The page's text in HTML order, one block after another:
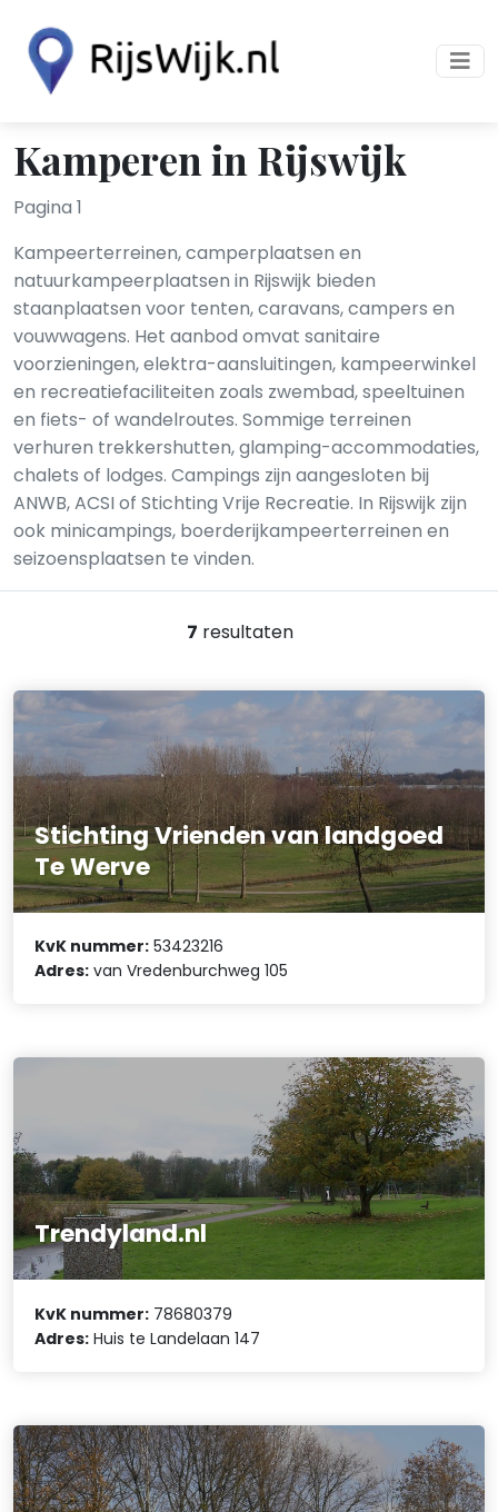
Kamperen in Rijswijk
Pagina 1
Kampeerterreinen, camperplaatsen en
natuurkampeerplaatsen in Rijswijk bieden
staanplaatsen voor tenten, caravans, campers en
vouwwagens. Het aanbod omvat sanitaire
voorzieningen, elektra-aansluitingen, kampeerwinkel
en recreatiefaciliteiten zoals zwembad, speeltuinen
en fiets- of wandelroutes. Sommige terreinen
verhuren trekkershutten, glamping-accommodaties,
chalets of lodges. Campings zijn aangesloten bij
ANWB, ACSI of Stichting Vrije Recreatie. In Rijswijk zijn
ook minicampings, boerderijkampeerterreinen en
seizoensplaatsen te vinden.
7 resultaten
Stichting Vrienden van landgoed
Te Werve
KvK nummer: 53423216
Adres: van Vredenburchweg 105
Trendyland.nl
KvK nummer: 78680379
Adres: Huis te Landelaan 147